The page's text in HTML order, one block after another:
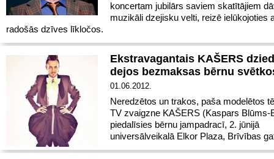
koncertam jubilārs saviem skatītājiem
muzikāli dzejisku velti, reizē ielūkojoties
radošās dzīves līkločos.
Ekstravagantais KAŠERS
dejos bezmaksas bērnu
01.06.2012.
Neredzētos un trakos, paša modelētos
TV zvaigzne KAŠERS (Kaspars Blūms-
piedalīsies bērnu jampadracī, 2. jūnijā
universālveikalā Elkor Plaza, Brīvības